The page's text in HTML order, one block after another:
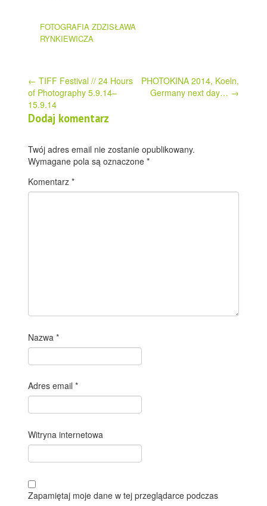
FOTOGRAFIA ZDZISŁAWA
RYNKIEWICZA
Post
navigation
← TIFF Festival // 24 Hours
of Photography 5.9.14–
15.9.14
PHOTOKINA 2014, Koeln,
Germany next day… →
Dodaj komentarz
Twój adres email nie zostanie opublikowany.
Wymagane pola są oznaczone*
Komentarz*
Nazwa*
Adres email*
Witryna internetowa
Zapamiętaj moje dane w tej przeglądarce podczas